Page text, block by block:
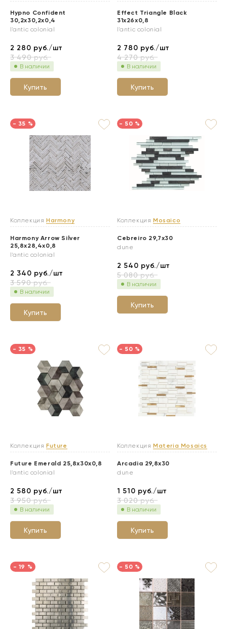
Hypno Confident
30,2x30,2x0,4
l'antic colonial
2 280 руб./шт
3 490руб.
В наличии
Купить
Effect Triangle Black
31x26x0,8
l'antic colonial
2 780 руб./шт
4 270руб.
В наличии
Купить
- 35 %
Коллекция Harmony
Harmony Arrow Silver
25,8x28,4x0,8
l'antic colonial
2 340 руб./шт
3 590руб.
В наличии
Купить
- 50 %
Коллекция Mosaico
Cebreiro 29,7x30
dune
2 540 руб./шт
5 080руб.
В наличии
Купить
- 35 %
Коллекция Future
Future Emerald 25,8x30x0,8
l'antic colonial
2 580 руб./шт
3 950руб.
В наличии
Купить
- 50 %
Коллекция Materia Mosaics
Arcadia 29,8x30
dune
1 510 руб./шт
3 020руб.
В наличии
Купить
- 19 % - 50 %